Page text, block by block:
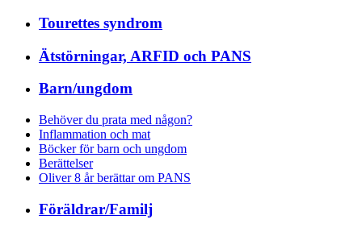
Tourettes syndrom
Ätstörningar, ARFID och PANS
Barn/ungdom
Behöver du prata med någon?
Inflammation och mat
Böcker för barn och ungdom
Berättelser
Oliver 8 år berättar om PANS
Föräldrar/Familj